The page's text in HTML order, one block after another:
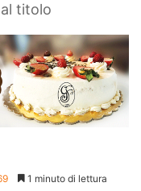
titolo
1 minuto di lettura